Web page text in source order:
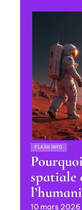
FLASH INFO
spatiale
10 mars 2026